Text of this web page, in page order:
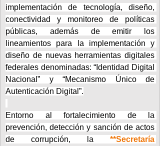
implementación de tecnología, diseño,
conectividad y monitoreo de políticas
públicas, además de emitir los
lineamientos para la implementación y
diseño de nuevas herramientas digitales
federales denominadas: “Identidad Digital
Nacional” y “Mecanismo Único de
Autenticación Digital”.
Entorno al fortalecimiento de la
prevención, detección y sanción de actos
de corrupción, la **Secretaría